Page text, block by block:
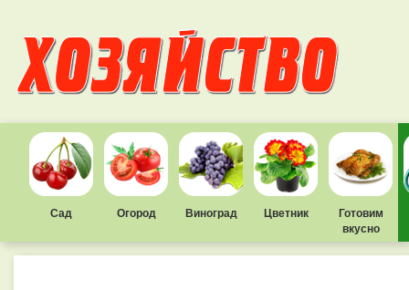
Сад Огород Виноград Цветник
Готовим
вкусно